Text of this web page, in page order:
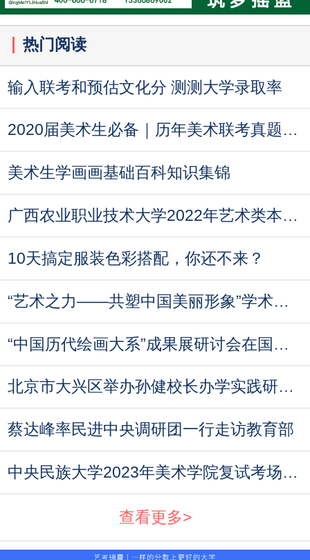
热门阅读
输入联考和预估文化分 测测大学录取率
2020届美术生必备｜历年美术联考真题汇总
美术生学画画基础百科知识集锦
广西农业职业技术大学2022年艺术类本科专业录
10天搞定服装色彩搭配，你还不来？
“艺术之力——共塑中国美丽形象”学术论坛即
“中国历代绘画大系”成果展研讨会在国家博物
北京市大兴区举办孙健校长办学实践研讨会
蔡达峰率民进中央调研团一行走访教育部
中央民族大学2023年美术学院复试考场规则与考
查看更多>